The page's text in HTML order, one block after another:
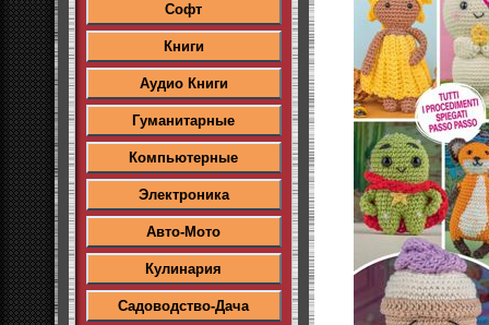
Софт
Книги
Аудио Книги
Гуманитарные
Компьютерные
Электроника
Авто-Мото
Кулинария
Садоводство-Дача